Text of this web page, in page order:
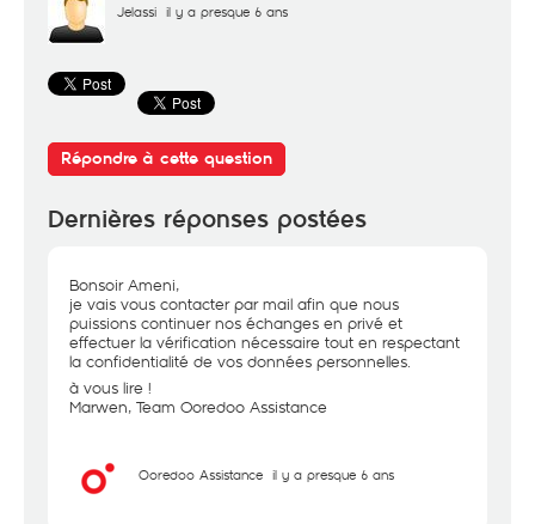
Jelassi il y a presque 6 ans
Répondre à cette question
Dernières réponses postées
Bonsoir Ameni,
je vais vous contacter par mail afin que nous
puissions continuer nos échanges en privé et
effectuer la vérification nécessaire tout en respectant
la confidentialité de vos données personnelles.
à vous lire !
Marwen, Team Ooredoo Assistance
Ooredoo Assistance il y a presque 6 ans